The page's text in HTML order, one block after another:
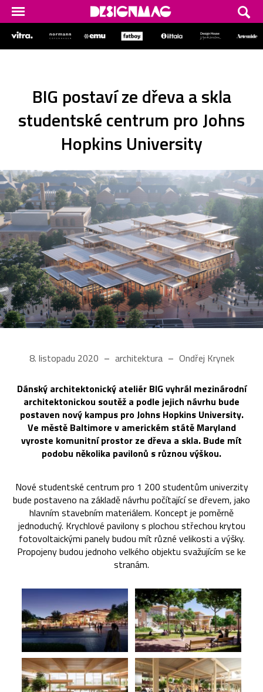
BIG postaví ze dřeva a skla
studentské centrum pro Johns
Hopkins University
8. listopadu 2020 architektura Ondřej Krynek
Dánský architektonický ateliér BIG vyhrál mezinárodní
architektonickou soutěž a podle jejich návrhu bude
postaven nový kampus pro Johns Hopkins University.
Ve městě Baltimore v americkém státě Maryland
vyroste komunitní prostor ze dřeva a skla. Bude mít
podobu několika pavilonů s různou výškou.
Nové studentské centrum pro 1 200 studentům univerzity
bude postaveno na základě návrhu počítající se dřevem, jako
hlavním stavebním materiálem. Koncept je poměrně
jednoduchý. Krychlové pavilony s plochou střechou krytou
fotovoltaickými panely budou mít různé velikosti a výšky.
Propojeny budou jednoho velkého objektu svažujícím se ke
stranám.